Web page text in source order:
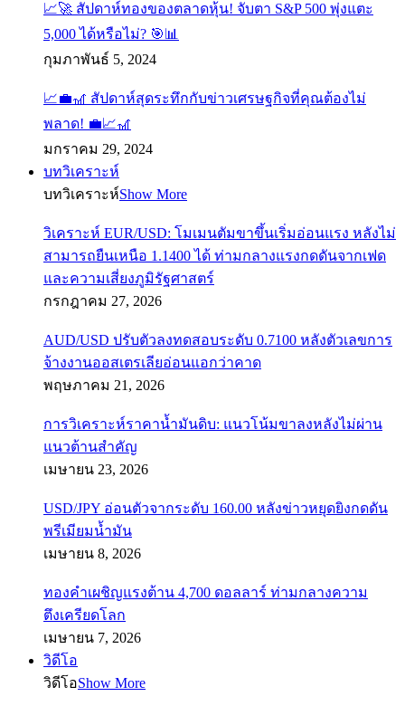
📈🚀 สัปดาห์ทองของตลาดหุ้น! จับตา S&P 500 พุ่งแตะ
5,000 ได้หรือไม่? 🎯📊
กุมภาพันธ์ 5, 2024
📈💼🎢 สัปดาห์สุดระทึกกับข่าวเศรษฐกิจที่คุณต้องไม่
พลาด! 💼📈🎢
มกราคม 29, 2024
บทวิเคราะห์
บทวิเคราะห์Show More
วิเคราะห์ EUR/USD: โมเมนตัมขาขึ้นเริ่มอ่อนแรง หลังไม่
สามารถยืนเหนือ 1.1400 ได้ ท่ามกลางแรงกดดันจากเฟด
และความเสี่ยงภูมิรัฐศาสตร์
กรกฎาคม 27, 2026
AUD/USD ปรับตัวลงทดสอบระดับ 0.7100 หลังตัวเลขการ
จ้างงานออสเตรเลียอ่อนแอกว่าคาด
พฤษภาคม 21, 2026
การวิเคราะห์ราคาน้ำมันดิบ: แนวโน้มขาลงหลังไม่ผ่าน
แนวต้านสำคัญ
เมษายน 23, 2026
USD/JPY อ่อนตัวจากระดับ 160.00 หลังข่าวหยุดยิงกดดัน
พรีเมียมน้ำมัน
เมษายน 8, 2026
ทองคำเผชิญแรงต้าน 4,700 ดอลลาร์ ท่ามกลางความ
ตึงเครียดโลก
เมษายน 7, 2026
วิดีโอ
วิดีโอShow More